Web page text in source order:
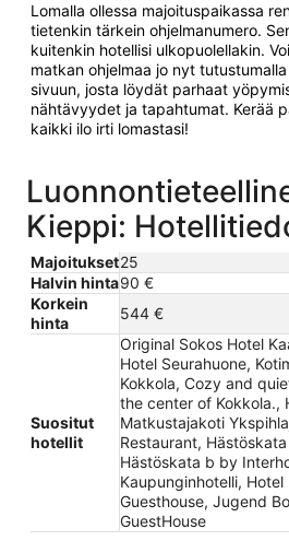
Lomalla ollessa majoituspaikassa
tietenkin tärkein ohjelmanumero.
kuitenkin hotellisi ulkopuolellakin.
matkan ohjelmaa jo nyt tutustumalla
sivuun, josta löydät parhaat
nähtävyydet ja tapahtumat. Kerää
kaikki ilo irti lomastasi!
Kieppi:
Majoitukset25
Halvin hinta90 €
Korkein
hinta
544 €
Suositut
hotellit
Original Sokos Hotel
Hotel Seurahuone,
Kokkola, Cozy and
the center of Kokkola.,
Matkustajakoti
Restaurant,
Hästöskata b by
Kaupunginhotelli,
Guesthouse, Jugend
GuestHouse